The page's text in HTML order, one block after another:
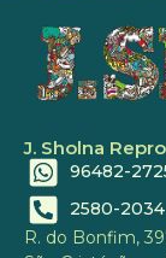
J. Sholna
96482-
2580-2034
R. do Bonfim,